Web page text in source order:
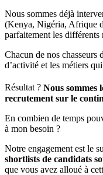
Nous sommes déjà
(Kenya, Nigéria, Afrique
parfaitement les différents
Chacun de nos chasseurs
d’activité et les métiers
Résultat ? Nous sommes
recrutement sur le
En combien de temps
à mon besoin ?
Notre engagement est le
shortlists de candidats
que vous avez alloué à